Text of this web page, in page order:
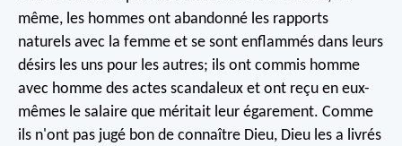
même, les hommes ont abandonné les rapports
naturels avec la femme et se sont enflammés dans leurs
désirs les uns pour les autres; ils ont commis homme
avec homme des actes scandaleux et ont reçu en eux-
mêmes le salaire que méritait leur égarement. Comme
ils n'ont pas jugé bon de connaître Dieu, Dieu les a livrés